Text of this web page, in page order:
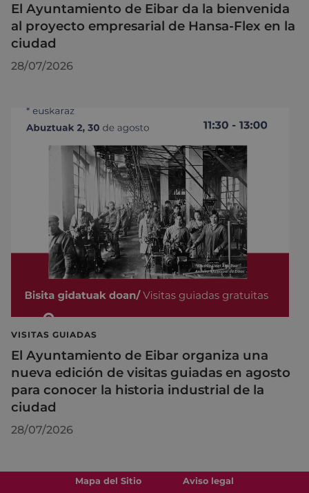
El Ayuntamiento de Eibar da la bienvenida
al proyecto empresarial de Hansa-Flex en la
ciudad
28/07/2026
VISITAS GUIADAS
El Ayuntamiento de Eibar organiza una
nueva edición de visitas guiadas en agosto
para conocer la historia industrial de la
ciudad
28/07/2026
Mapa del Sitio Aviso legal